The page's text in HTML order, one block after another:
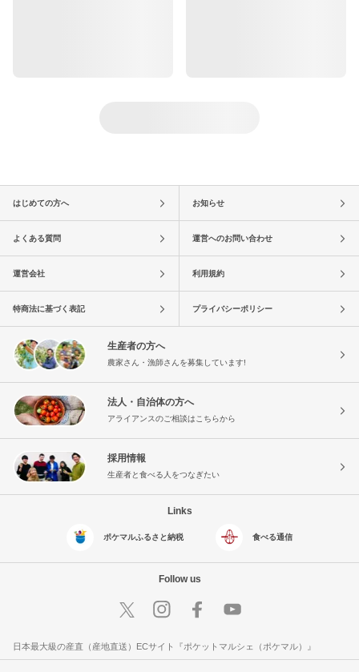
はじめての方へ お知らせ
よくある質問 運営へのお問い合わせ
運営会社 利用規約
特商法に基づく表記 プライバシーポリシー
生産者の方へ
農家さん・漁師さんを募集しています!
法人・自治体の方へ
アライアンスのご相談はこちらから
採用情報
生産者と食べる人をつなぎたい
Links
ポケマルふるさと納税 食べる通信
Follow us
日本最大級の産直（産地直送）ECサイト『ポケットマルシェ（ポケマル）』